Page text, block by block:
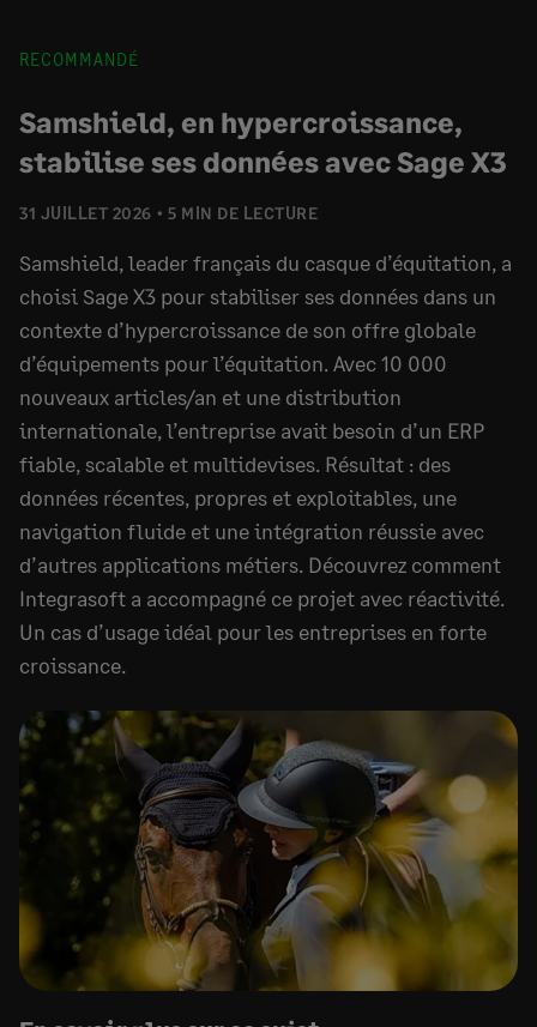
RECOMMANDÉ
31 JUILLET 2026 5 MIN DE LECTURE
Samshield, en hypercroissance,
stabilise ses données avec Sage X3
Samshield, leader français du casque d’équitation, a
choisi Sage X3 pour stabiliser ses données dans un
contexte d’hypercroissance de son offre globale
d’équipements pour l’équitation. Avec 10 000
nouveaux articles/an et une distribution
internationale, l’entreprise avait besoin d’un ERP
fiable, scalable et multidevises. Résultat : des
données récentes, propres et exploitables, une
navigation fluide et une intégration réussie avec
d’autres applications métiers. Découvrez comment
Integrasoft a accompagné ce projet avec réactivité.
Un cas d’usage idéal pour les entreprises en forte
croissance.